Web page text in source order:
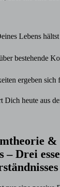
Lebens hältst
bestehende
ergeben sich
Dich heute aus
&
Drei